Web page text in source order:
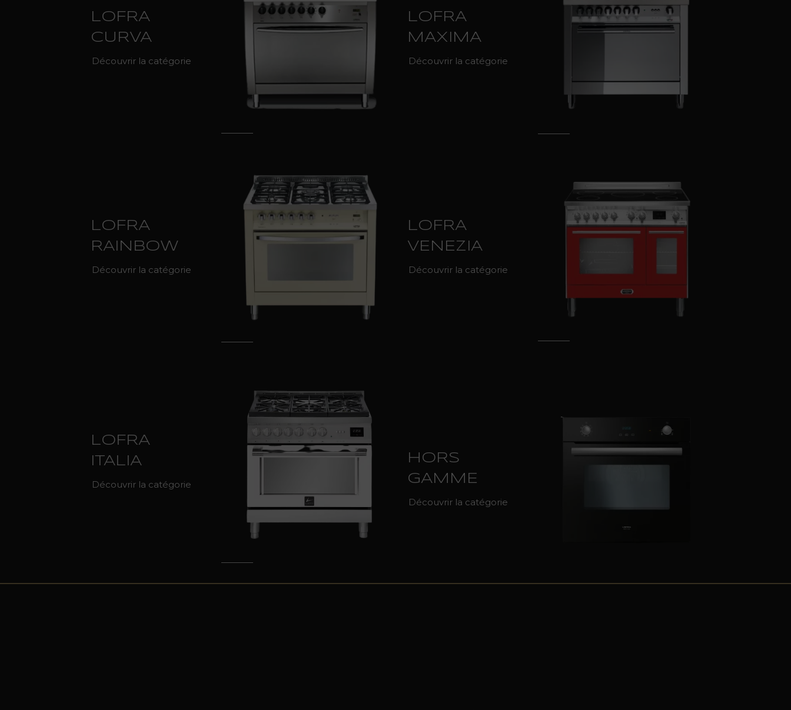
LOFRA
CURVA
Découvrir la catégorie
LOFRA
MAXIMA
Découvrir la catégorie
LOFRA
RAINBOW
Découvrir la catégorie
LOFRA
VENEZIA
Découvrir la catégorie
LOFRA
ITALIA
Découvrir la catégorie
HORS
GAMME
Découvrir la catégorie